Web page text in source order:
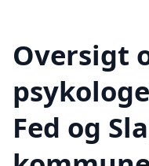
Oversigt
Fed og